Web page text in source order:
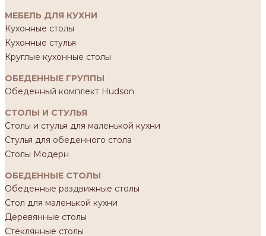
МЕБЕЛЬ ДЛЯ КУХНИ
Кухонные столы
Кухонные стулья
Круглые кухонные столы
ОБЕДЕННЫЕ ГРУППЫ
Обеденный комплект Hudson
СТОЛЫ И СТУЛЬЯ
Столы и стулья для маленькой кухни
Стулья для обеденного стола
Столы Модерн
ОБЕДЕННЫЕ СТОЛЫ
Обеденные раздвижные столы
Стол для маленькой кухни
Деревянные столы
Стеклянные столы